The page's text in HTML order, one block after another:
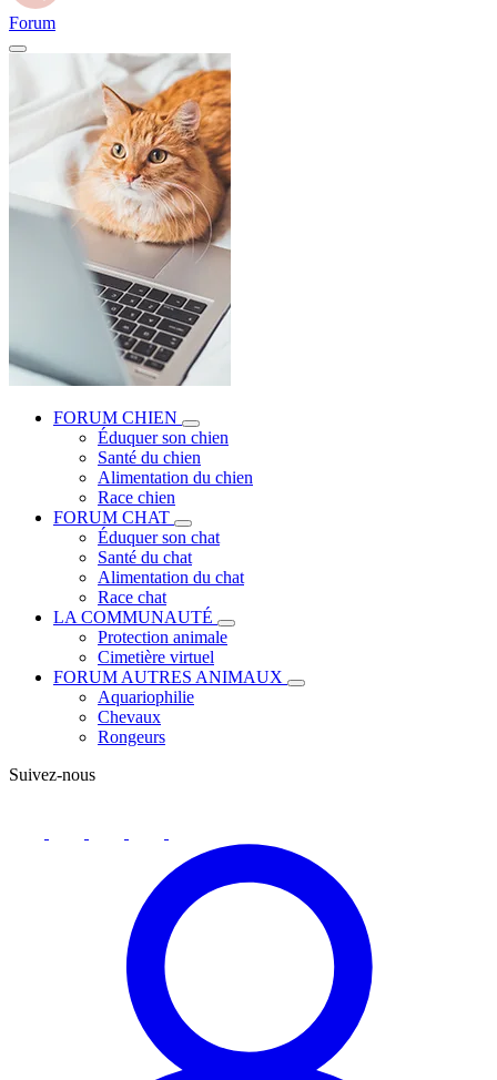
Forum
FORUM CHIEN
Éduquer son chien
Santé du chien
Alimentation du chien
Race chien
FORUM CHAT
Éduquer son chat
Santé du chat
Alimentation du chat
Race chat
LA COMMUNAUTÉ
Protection animale
Cimetière virtuel
FORUM AUTRES ANIMAUX
Aquariophilie
Chevaux
Rongeurs
Suivez-nous